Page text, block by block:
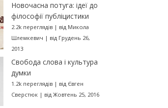
Новочасна потуга: ідеї до
філософії публіцистики
2.2k переглядів| від Микола
Шлемкевич | від Грудень 26,
2013
Свобода слова і культура
думки
1.2k переглядів| від Євген
Сверстюк| від Жовтень 25, 2016